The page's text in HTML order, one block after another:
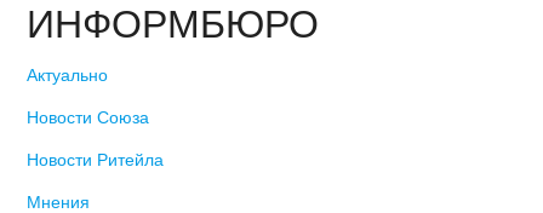
ИНФОРМБЮРО
Актуально
Новости Союза
Новости Ритейла
Мнения